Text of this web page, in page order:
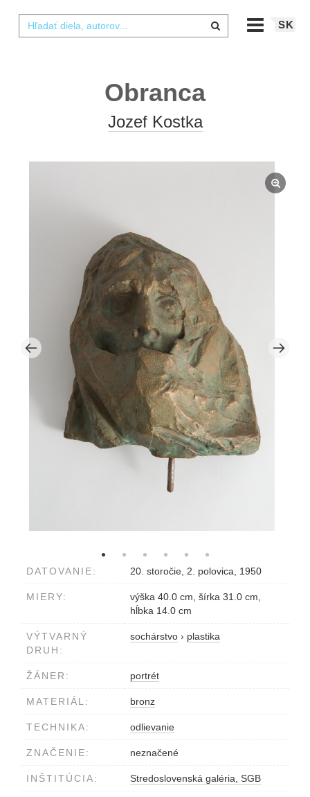
SK
Obranca
Jozef Kostka
DATOVANIE: 20. storočie, 2. polovica, 1950
MIERY:
výška 40.0 cm, šírka 31.0 cm,
hĺbka 14.0 cm
VÝTVARNÝ
DRUH:
sochárstvo › plastika
ŽÁNER: portrét
MATERIÁL: bronz
TECHNIKA: odlievanie
ZNAČENIE: neznačené
INŠTITÚCIA: Stredoslovenská galéria, SGB